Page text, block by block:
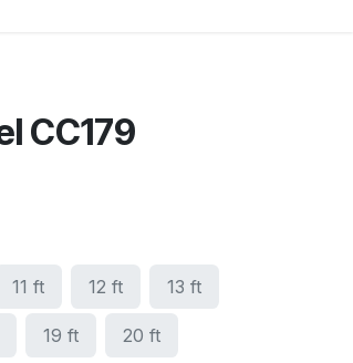
CC179
11 ft 12 ft 13 ft
19 ft 20 ft